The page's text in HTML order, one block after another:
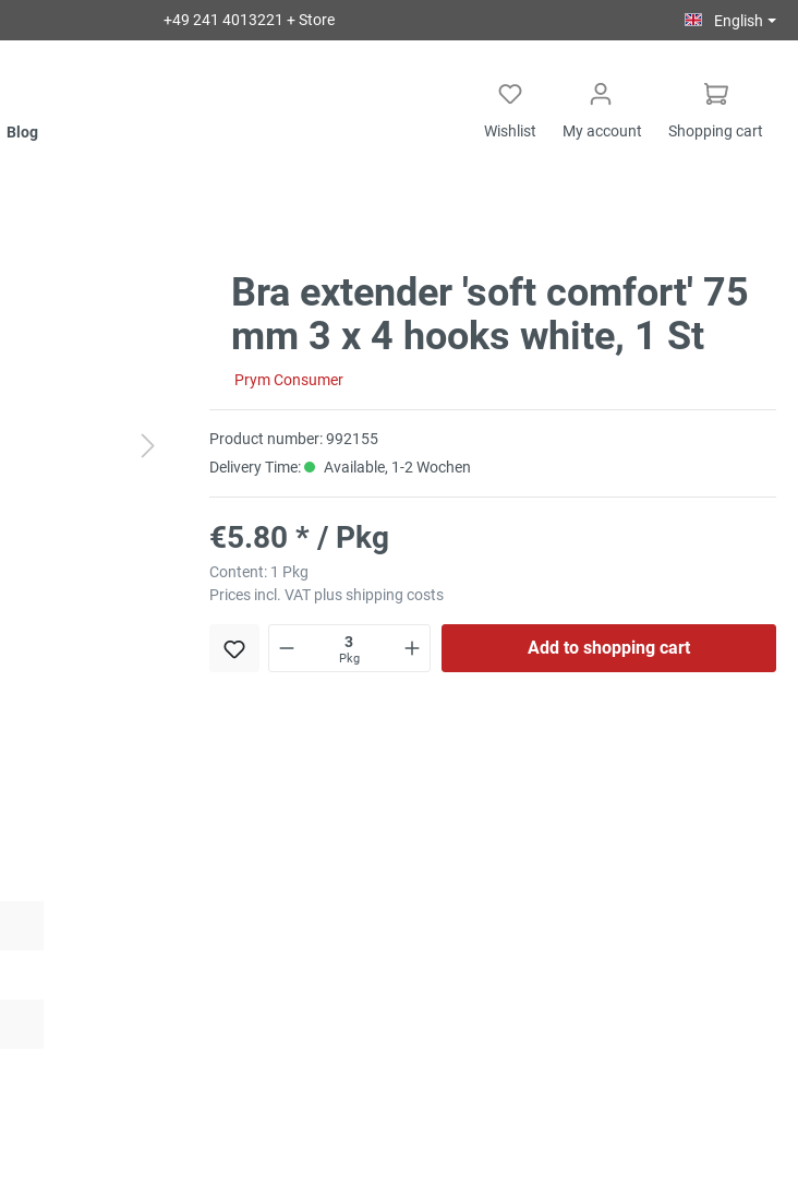
+49 241 4013221 + Store English
Blog Wishlist My account Shopping cart
Bra extender 'soft comfort' 75
mm 3 x 4 hooks white, 1 St
Prym Consumer
Product number:992155
Delivery Time:
Available, 1-2 Wochen
€5.80 * / Pkg
Content: 1 Pkg
Prices incl. VAT plus shipping costs
Pkg
Add to shopping cart